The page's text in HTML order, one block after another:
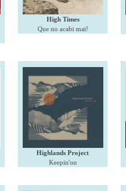
High Times
Que no acabi mai!
Highlands Project
Keepin'on